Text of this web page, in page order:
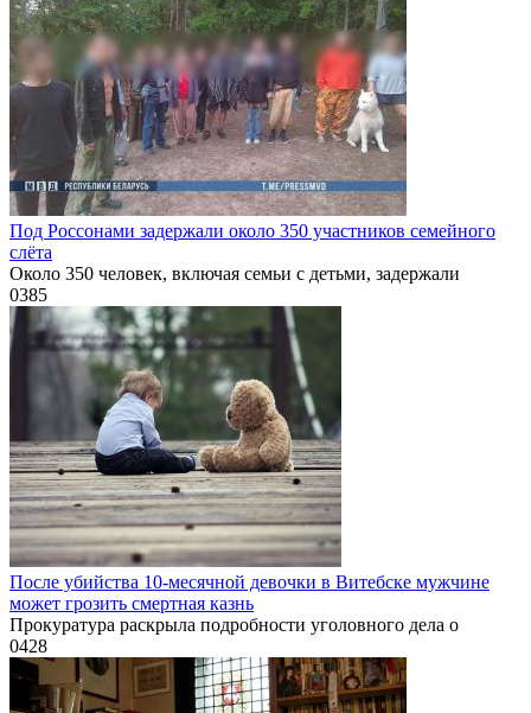
Под Россонами задержали около 350 участников семейного
слёта
Около 350 человек, включая семьи с детьми, задержали
0385
После убийства 10-месячной девочки в Витебске мужчине
может грозить смертная казнь
Прокуратура раскрыла подробности уголовного дела о
0428